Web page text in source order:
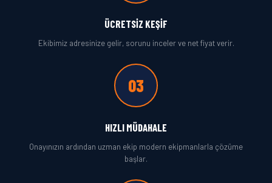
ÜCRETSIZ KEŞIF
Ekibimiz adresinize gelir, sorunu inceler ve net fiyat verir.
03
HIZLI MÜDAHALE
Onayınızın ardından uzman ekip modern ekipmanlarla çözüme
başlar.